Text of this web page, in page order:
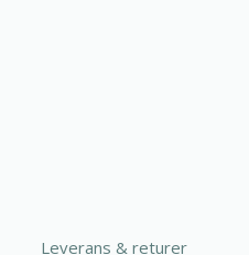
Leverans & returer